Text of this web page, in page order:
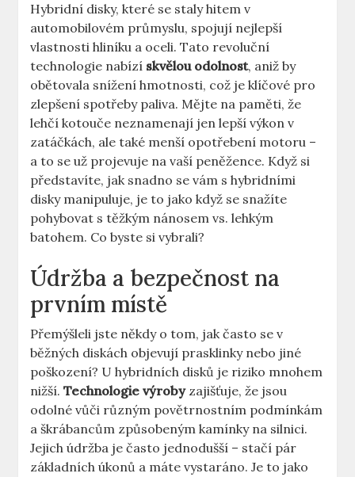
Hybridní disky, které se‌ staly hitem ​v
automobilovém průmyslu, ⁣spojují ​nejlepší
vlastnosti hliníku a oceli. Tato⁣ revoluční
technologie nabízí skvělou‌ odolnost, aniž by⁣
obětovala snížení⁣ hmotnosti, což je​ klíčové pro
zlepšení spotřeby ‌paliva.‌ Mějte na ⁢paměti, ⁢že
lehčí kotouče neznamenají‍ jen lepší výkon v
⁢zatáčkách, ale také menší ​opotřebení motoru ⁣–
a to‌ se‌ už ‌projevuje na vaší peněžence. ⁢Když si
představíte, jak snadno se vám s hybridními
disky manipuluje, je to jako když se snažíte
pohybovat ⁢s těžkým ‌nánosem vs. lehkým
batohem. ​Co byste si vybrali?
Údržba a bezpečnost‍ na
prvním místě
Přemýšleli jste‍ někdy‍ o‍ tom, jak často se v ​
běžných⁢ diskách objevují prasklinky⁤ nebo⁢ jiné ​
poškození? U hybridních⁤ disků je riziko mnohem
nižší.Technologie výrobyzajišťuje, že jsou
odolné vůči různým povětrnostním podmínkám
a škrábancům způsobeným kamínky na silnici.
Jejich údržba je často ‌jednodušší – stačí⁣ pár
základních úkonů a máte​ vystaráno. ⁢Je to jako